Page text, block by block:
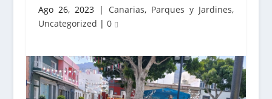
Ago 26, 2023| Canarias, Parques y Jardines,
Uncategorized | 0